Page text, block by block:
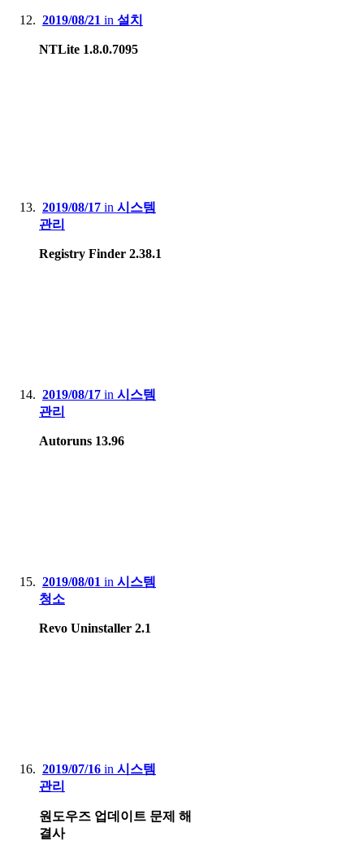
2019/08/21 in 설치
NTLite 1.8.0.7095
2019/08/17 in 시스템
관리
Registry Finder 2.38.1
2019/08/17 in 시스템
관리
Autoruns 13.96
2019/08/01 in 시스템
청소
Revo Uninstaller 2.1
2019/07/16 in 시스템
관리
원도우즈 업데이트 문제 해
결사